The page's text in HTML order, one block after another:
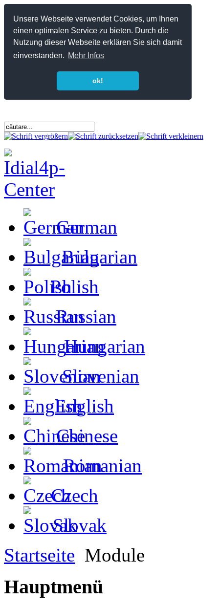
Unsere Webseite verwendet Cookies, um Ihnen
einen optimalen Service zu bieten. Durch die
Nutzung dieser Webseite erklären Sie sich damit
einverstanden. Mehr Infos
ok!
German
Bulgarian
Polish
Russian
Hungarian
Slovenian
English
Chinese
Romanian
Czech
Slovak
Startseite Module
Hauptmenü